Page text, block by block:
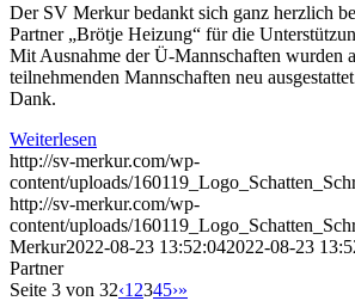
Der SV Merkur bedankt sich ganz herzlich
Partner „Brötje Heizung“ für die
Mit Ausnahme der Ü-Mannschaften wurden
teilnehmenden Mannschaften neu
Dank.
Weiterlesen
http://sv-merkur.com/wp-
content/uploads/
http://sv-merkur.com/wp-
content/uploads/
Merkur2022-08-23 13:52:042022-08-23
Partner
Seite 3 von 32‹1 2345›»